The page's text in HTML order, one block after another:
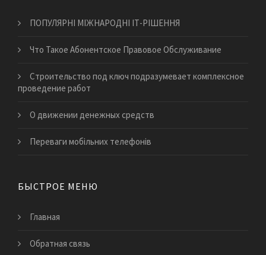
ПОПУЛЯРНІ МІЖНАРОДНІ ІТ-РІШЕННЯ
Что Такое Абонентское Правовое Обслуживание
Строительство под ключ подразумевает комплексное
проведение работ
О движении денежных средств
Переваги мобільних телефонів
БЫСТРОЕ МЕНЮ
Главная
Обратная связь